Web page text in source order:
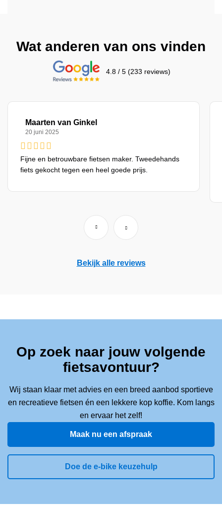
Wat anderen van ons vinden
4.8 / 5 (233 reviews)
Maarten van Ginkel
20 juni 2025
Fijne en betrouwbare fietsen maker. Tweedehands
fiets gekocht tegen een heel goede prijs.
Bekijk alle reviews
Op zoek naar jouw volgende
fietsavontuur?
Wij staan klaar met advies en een breed aanbod sportieve
en recreatieve fietsen én een lekkere kop koffie. Kom langs
en ervaar het zelf!
Maak nu een afspraak
Doe de e-bike keuzehulp